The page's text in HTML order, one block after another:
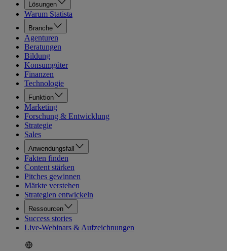
Lösungen
Warum Statista
Branche
Agenturen
Beratungen
Bildung
Konsumgüter
Finanzen
Technologie
Funktion
Marketing
Forschung & Entwicklung
Strategie
Sales
Anwendungsfall
Fakten finden
Content stärken
Pitches gewinnen
Märkte verstehen
Strategien entwickeln
Ressourcen
Success stories
Live-Webinars & Aufzeichnungen